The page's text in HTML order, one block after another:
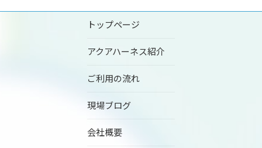
トップページ
アクアハーネス紹介
ご利用の流れ
現場ブログ
会社概要